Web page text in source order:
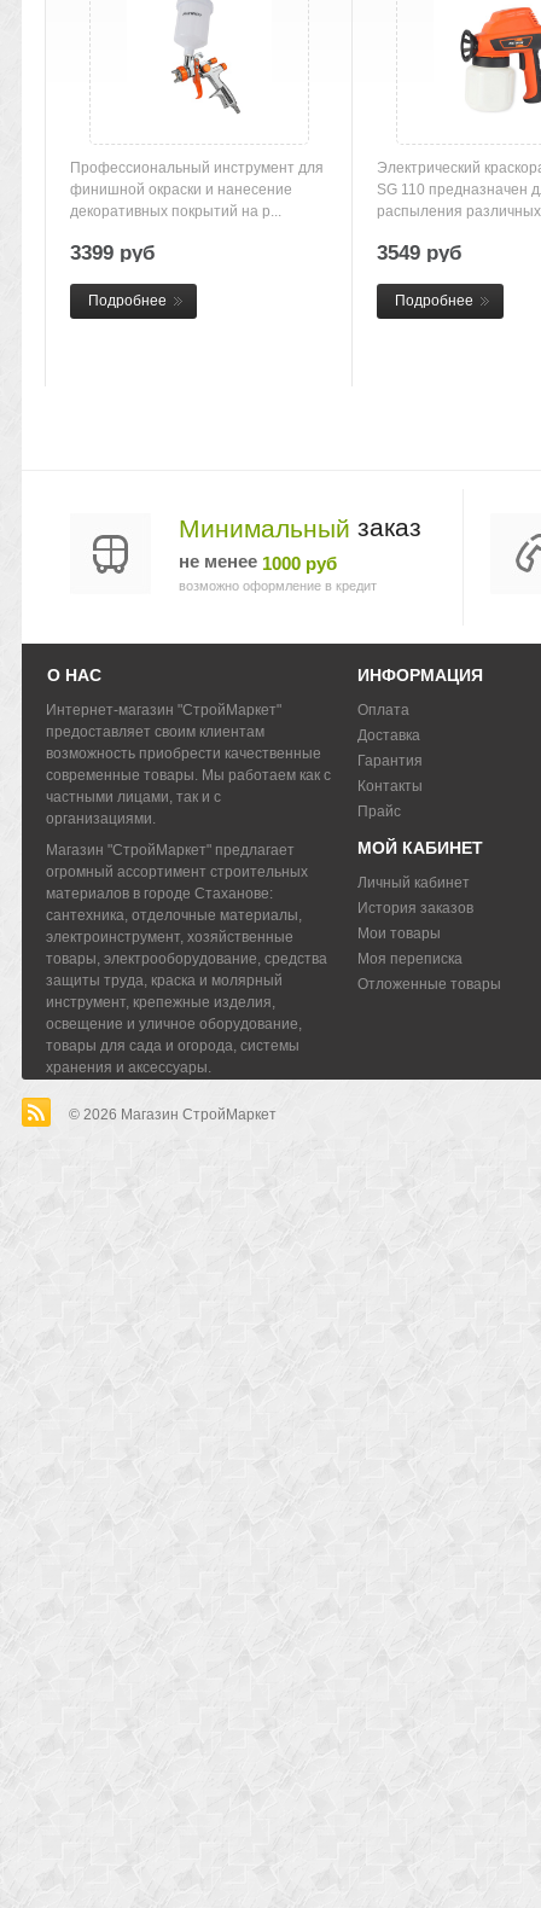
Профессиональный инструмент для
финишной окраски и нанесение
декоративных покрытий на р...
3399 руб
Подробнее
Электрический
SG 110 предназначен
распыления
3549 руб
Подробнее
Минимальный заказ
не менее 1000 руб
возможно оформление в кредит
О НАС
Интернет-магазин "СтройМаркет"
предоставляет своим клиентам
возможность приобрести качественные
современные товары. Мы работаем как с
частными лицами, так и с
организациями.
Магазин "СтройМаркет" предлагает
огромный ассортимент строительных
материалов в городе Стаханове:
сантехника, отделочные материалы,
электроинструмент, хозяйственные
товары, электрооборудование, средства
защиты труда, краска и молярный
инструмент, крепежные изделия,
освещение и уличное оборудование,
товары для сада и огорода, системы
хранения и аксессуары.
ИНФОРМАЦИЯ
Оплата
Доставка
Гарантия
Контакты
Прайс
МОЙ КАБИНЕТ
Личный кабинет
История заказов
Мои товары
Моя переписка
Отложенные товары
© 2026 Магазин СтройМаркет